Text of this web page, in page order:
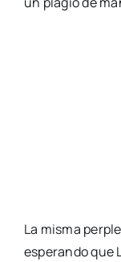
La mis­ma
espe­ran­do que